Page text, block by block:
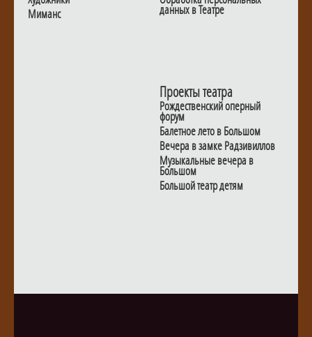
Миманс
данных в Театре
Проекты театра
Рождественский оперный
форум
Балетное лето в Большом
Вечера в замке Радзивиллов
Музыкальные вечера в
Большом
Большой театр детям